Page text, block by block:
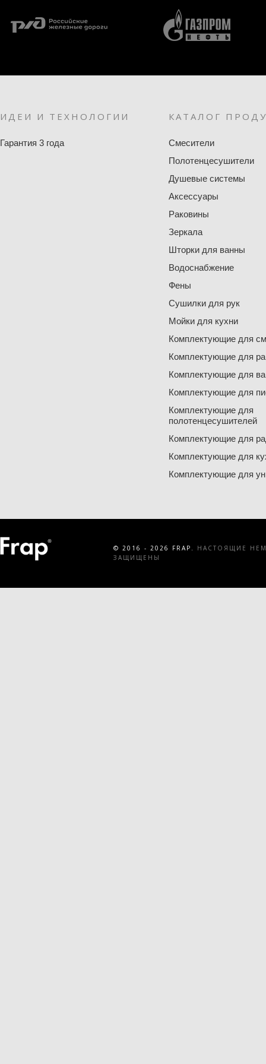
ИДЕИ И ТЕХНОЛОГИИ
Гарантия 3 года
КАТАЛОГ
Смесители
Полотенцесушители
Душевые системы
Аксессуары
Раковины
Зеркала
Шторки для ванны
Водоснабжение
Фены
Сушилки для рук
Мойки для кухни
Комплектующие для
Комплектующие для
Комплектующие для
Комплектующие для
Комплектующие для
полотенцесушителей
Комплектующие для
Комплектующие для
Комплектующие для
© 2016 - 2026 FRAP.
НАСТОЯЩИЕ
ЗАЩИЩЕНЫ